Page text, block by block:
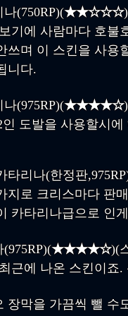
(750RP)(★★☆☆☆
기에 사람마다 호불
쓰며 이 스킨을 사용
니다.
(975RP)(★★★★☆
도발을 사용할시
타리나(한정판
지로 크리스마다 판
카타리나급으로 인
★★★★☆)(
근에 나온 스킨이죠
장막을 가끔씩 뺄 수